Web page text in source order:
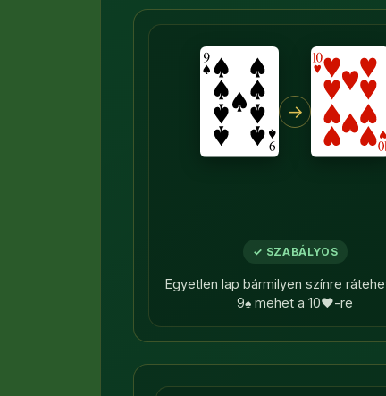
→
✓ SZABÁLYOS
Egyetlen lap bármilyen színre
9♠ mehet a 10♥-re